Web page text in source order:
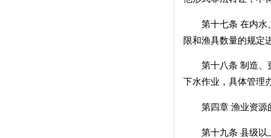
第十七条 在内水、
限和渔具数量的规定
第十八条 制造、更
下水作业，具体管理
第四章 渔业资源
第十九条 县级以上